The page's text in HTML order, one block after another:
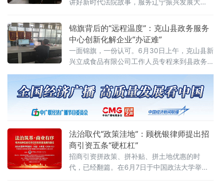
讲好新时代法院故事，服务辽宁振兴发展大
行正确政绩观学习教育省委第七督导组组长任
长海，辽宁省委宣传部副部长琚慧敏，省委政
法委政治部主任朱贺麟，省委网信办副主任
锦旗背后的“远程温度”：克山县政务服务
中心创新化解企业“办证难”
一面锦旗，一份认可。6月30日上午，克山县新
兴立成食品有限公司工作人员专程来到县政务
服务暖人心”的锦旗送到“企业之家”窗口，对该
窗口工作人员在其业务办理过程中提供的专业
高效、贴心暖心服务表达诚挚谢意。此次企业
申办的业务情况复杂、办理难度较大。该事项
围广、人员分布散
法治取代“政策洼地”：顾桄银律师提出招
商引资五条“硬杠杠”
招商引资拼政策、拼补贴、拼土地优惠的时
代，已经翻篇。在6月7日于中国政法大学举行